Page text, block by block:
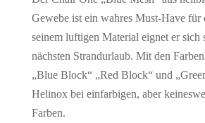
Gewebe ist ein wahres Must-Have für
seinem luftigen Material eignet er sich
nächsten Strandurlaub. Mit den
„Blue Block“ „Red Block“ und
Helinox bei einfarbigen, aber
Farben.